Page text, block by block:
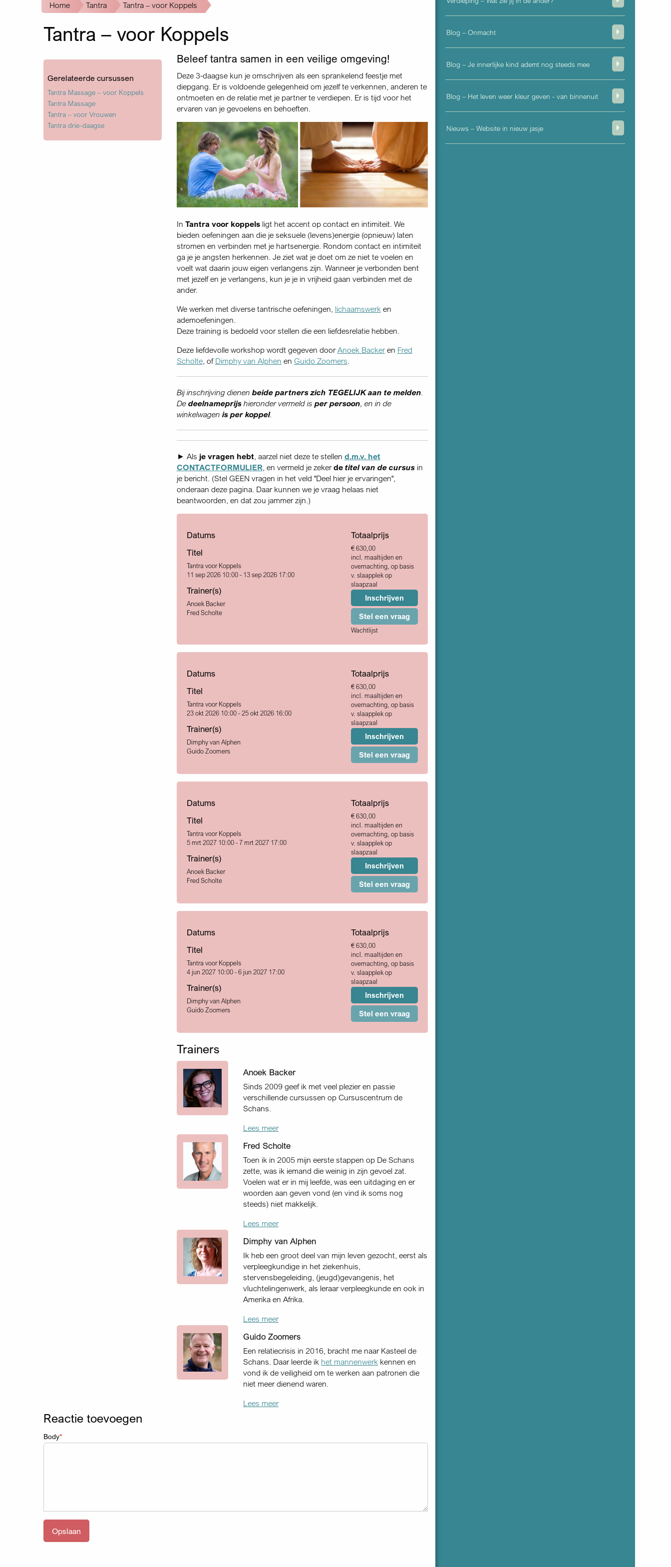
Kruimelpad
Home Tantra Tantra – voor Koppels
Tantra – voor Koppels
Beleef tantra samen in een veilige omgeving!
Deze 3-daagse kun je omschrijven als een sprankelend feestje met
diepgang. Er is voldoende gelegenheid om jezelf te verkennen, anderen te
ontmoeten en de relatie met je partner te verdiepen. Er is tijd voor het
ervaren van je gevoelens en behoeften.
In Tantra voor koppelsligt het accent op contact en intimiteit. We
bieden oefeningen aan die je seksuele (levens)energie (opnieuw) laten
stromen en verbinden met je hartsenergie. Rondom contact en intimiteit
ga je je angsten herkennen. Je ziet wat je doet om ze niet te voelen en
voelt wat daarin jouw eigen verlangens zijn. Wanneer je verbonden bent
met jezelf en je verlangens, kun je je in vrijheid gaan verbinden met de
ander.
We werken met diverse tantrische oefeningen, lichaamswerk en
ademoefeningen.
Deze training is bedoeld voor stellen die een liefdesrelatie hebben.
Deze liefdevolle workshop wordt gegeven doorAnoek Backeren Fred
Scholte, of Dimphy van Alphen en Guido Zoomers
Bij inschrijving dienen beide partners zich TEGELIJK aan te melden
De deelnameprijshieronder vermeld is per persoon, en in de
winkelwagen is per koppel.
► Als je vragen hebt , aarzel niet deze te stellen d.m.v. het
CONTACTFORMULIER , en vermeld je zekerde titel van de cursusin
je bericht. (Stel GEEN vragen in het veld "Deel hier je ervaringen",
onderaan deze pagina. Daar kunnen we je vraag helaas niet
beantwoorden, en dat zou jammer zijn.)
Datums
Titel
Tantra voor Koppels
11 sep 2026 10:00 - 13 sep 2026 17:00
Trainer(s)
Anoek Backer
Fred Scholte
Totaalprijs
€ 630,00
incl. maaltijden en
overnachting, op basis
v. slaapplek op
slaapzaal
Inschrijven
Stel een vraag
Wachtlijst
Datums
Titel
Tantra voor Koppels
23 okt 2026 10:00 - 25 okt 2026 16:00
Trainer(s)
Dimphy van Alphen
Guido Zoomers
Totaalprijs
€ 630,00
incl. maaltijden en
overnachting, op basis
v. slaapplek op
slaapzaal
Inschrijven
Stel een vraag
Datums
Titel
Tantra voor Koppels
5 mrt 2027 10:00 - 7 mrt 2027 17:00
Trainer(s)
Anoek Backer
Fred Scholte
Totaalprijs
€ 630,00
incl. maaltijden en
overnachting, op basis
v. slaapplek op
slaapzaal
Inschrijven
Stel een vraag
Datums
Titel
Tantra voor Koppels
4 jun 2027 10:00 - 6 jun 2027 17:00
Trainer(s)
Dimphy van Alphen
Guido Zoomers
Totaalprijs
€ 630,00
incl. maaltijden en
overnachting, op basis
v. slaapplek op
slaapzaal
Inschrijven
Stel een vraag
Trainers
Anoek Backer
Sinds 2009 geef ik met veel plezier en passie
verschillende cursussen op Cursuscentrum de
Schans.
Lees meer
Fred Scholte
Toen ik in 2005 mijn eerste stappen op De Schans
zette, was ik iemand die weinig in zijn gevoel zat.
Voelen wat er in mij leefde, was een uitdaging en er
woorden aan geven vond (en vind ik soms nog
steeds) niet makkelijk.
Lees meer
Dimphy van Alphen
Ik heb een groot deel van mijn leven gezocht, eerst als
verpleeg­kundige in het ziekenhuis,
stervensbegeleiding, (jeugd)gevangenis, het
vluchtelingenwerk, als leraar verpleegkunde en ook in
Amerika en Afrika.
Lees meer
Guido Zoomers
Een relatiecrisis in 2016, bracht me naar Kasteel de
Schans. Daar leerde ik het mannenwerk kennen en
vond ik de veiligheid om te werken aan patronen die
niet meer dienend waren.
Lees meer
Gerelateerde cursussen
Tantra Massage – voor Koppels
Tantra Massage
Tantra – voor Vrouwen
Tantra drie-daagse
Reactie toevoegen
Body
Blog – Onmacht
Blog – Je innerlijke kind ademt nog steeds mee
Blog – Het leven weer kleur geven - van binnenuit
Nieuws – Website in nieuw jasje